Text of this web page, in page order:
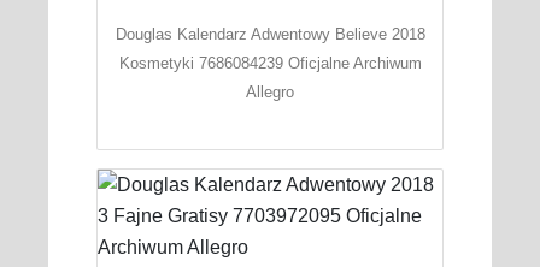
Douglas Kalendarz Adwentowy Believe 2018
Kosmetyki 7686084239 Oficjalne Archiwum
Allegro